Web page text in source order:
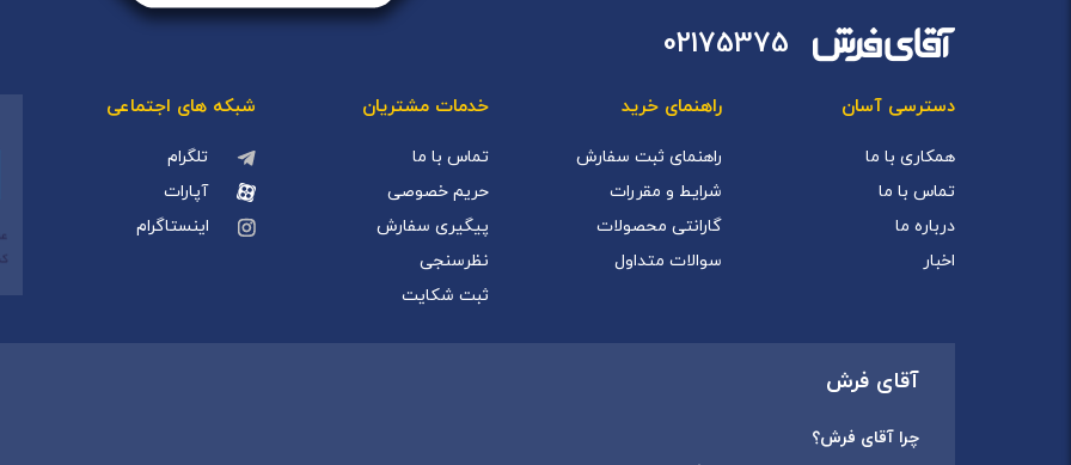
02175375
دسترسی آسان
همکاری با ما
تماس با ما
درباره ما
اخبار
راهنمای خرید
راهنمای ثبت سفارش
شرایط و مقررات
گارانتی محصولات
سوالات متداول
خدمات مشتریان
تماس با ما
حریم خصوصی
پیگیری سفارش
نظرسنجی
ثبت شکایت
شبکه های اجتماعی
تلگرام
آپارات
اینستاگرام
آقای فرش
چرا آقای فرش؟